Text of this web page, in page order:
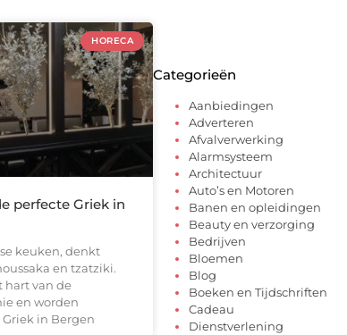
HORECA
perfecte Griek in
keuken, denkt
en tzatziki.
hart van de
en worden
in Bergen
Categorieën
Aanbiedingen
Adverteren
Afvalverwerking
Alarmsysteem
Architectuur
Auto’s en Motoren
Banen en opleidingen
Beauty en verzorging
Bedrijven
Bloemen
Blog
Boeken en Tijdschriften
Cadeau
Dienstverlening